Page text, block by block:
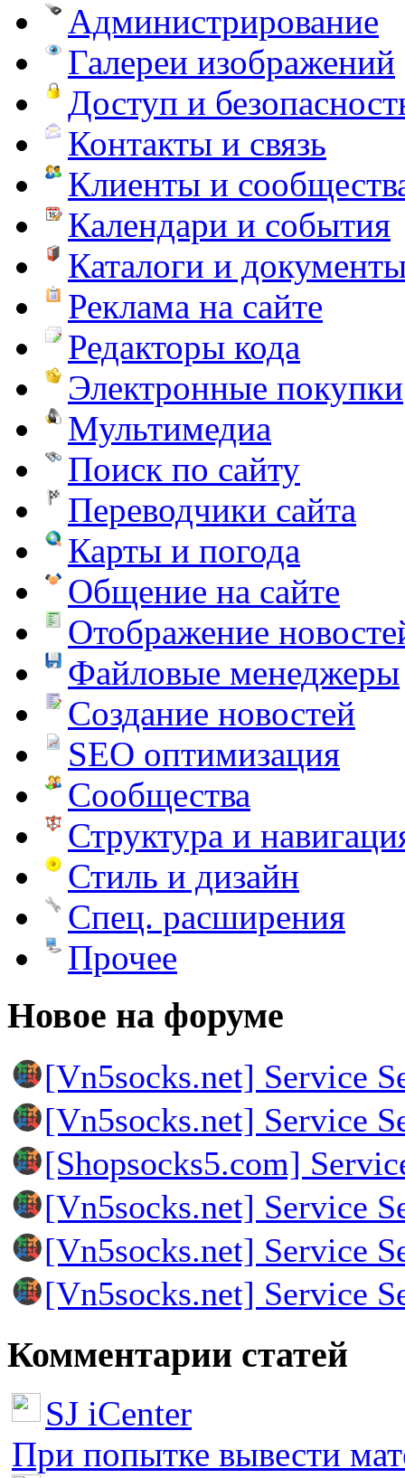
Администрирование
Галереи изображений
Доступ и
Контакты и связь
Клиенты и
Календари и события
Каталоги и
Реклама на сайте
Редакторы кода
Электронные покупки
Мультимедиа
Поиск по сайту
Переводчики сайта
Карты и погода
Общение на сайте
Отображение
Файловые менеджеры
Создание новостей
SEO оптимизация
Сообщества
Структура и
Стиль и дизайн
Спец. расширения
Прочее
Новое на форуме
[Vn5socks.net] Service
[Vn5socks.net] Service
[Shopsocks5.com]
[Vn5socks.net] Service
[Vn5socks.net] Service
[Vn5socks.net] Service
Комментарии статей
SJ iCenter
При попытке вывести